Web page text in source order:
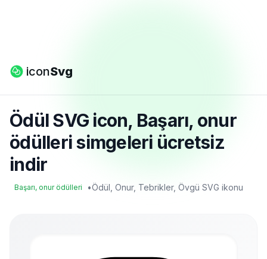
iconSvg
Ödül SVG icon, Başarı, onur
ödülleri simgeleri ücretsiz
indir
Başarı, onur ödülleri •Ödül, Onur, Tebrikler, Övgü SVG ikonu